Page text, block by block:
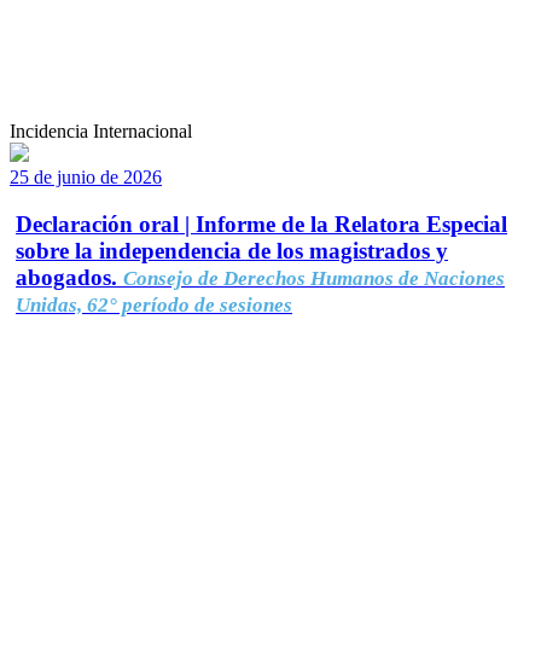
Incidencia Internacional
25 de junio de 2026
Declaración oral | Informe de la Relatora Especial
sobre la independencia de los magistrados y
abogados. Consejo de Derechos Humanos de Naciones
Unidas, 62° período de sesiones